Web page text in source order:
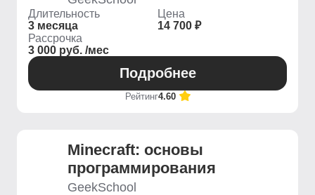
Длительность
3 месяца
Цена
14 700 ₽
Рассрочка
3 000 руб. /мес
Подробнее
Рейтинг4.60
Minecraft: основы
программирования
GeekSchool